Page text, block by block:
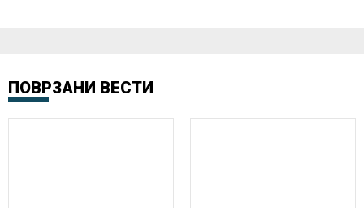
ПОВРЗАНИ ВЕСТИ